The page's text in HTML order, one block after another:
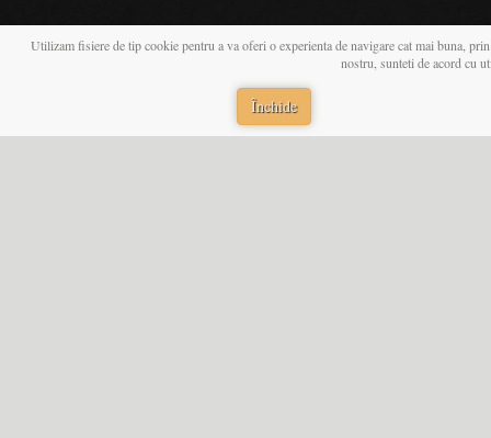
Utilizam fisiere de tip cookie pentru a va oferi o experienta de navigare cat mai buna,
nostru, sunteti de acord cu
Închide